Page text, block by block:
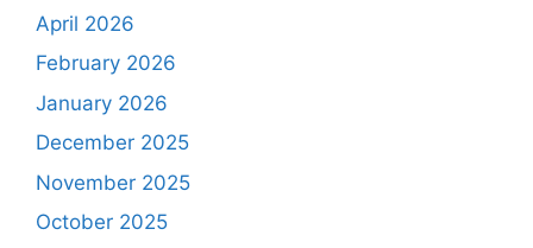
April 2026
February 2026
January 2026
December 2025
November 2025
October 2025